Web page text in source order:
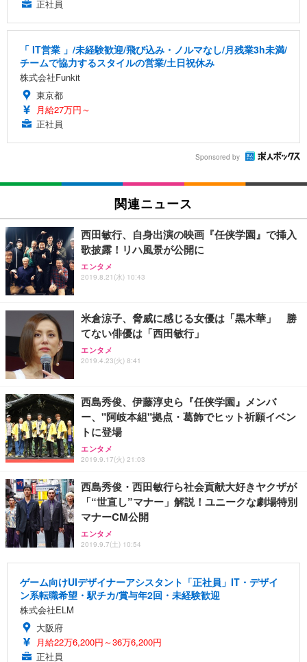
正社員
「 IT営業 」/未経験歓迎/飛び込み・ノルマなし/月残業3h未満/
チームで協力するスタイルの営業/土日祝休み
株式会社Funkit
東京都
月給27万円～
正社員
Sponsored by
関連ニュース
西田敏行、自身出演の映画『任侠学園』で挿入
歌披露！リハ風景が公開に
エンタメ
2019.8.21(水) 10:43
米倉涼子、脅威に感じる女優は「黒木華」 勝
てない俳優は「西田敏行」
エンタメ
2019.4.23(火) 8:41
西島秀俊、伊藤淳史ら『任侠学園』メンバ
ー、"阿岐本組"拠点・葛飾でヒット祈願イベン
トに登場
エンタメ
2019.9.17(火) 21:03
西島秀俊・西田敏行ら社会貢献大好きヤクザが
「“世直し”マナー」解説！ユニークな劇場特別
マナーCM公開
エンタメ
2019.9.7(土) 10:54
ゲーム向けUIデザイナーアシスタント「正社員」IT・デザイ
ン系転職希望・駅チカ/賞与年2回・未経験歓迎
株式会社ELM
大阪府
月給22万6,200円～36万6,200円
正社員